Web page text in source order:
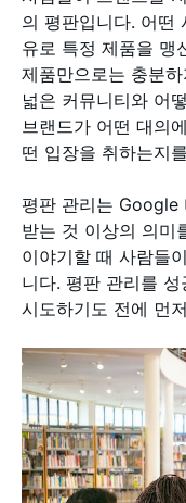
의 평판입니다. 어떤
유로 특정 제품을 맹
제품만으로는 충분
넓은 커뮤니티와 어
브랜드가 어떤 대의
떤 입장을 취하는지
평판 관리는 Google
받는 것 이상의 의미
이야기할 때 사람들
니다. 평판 관리를
시도하기도 전에 먼